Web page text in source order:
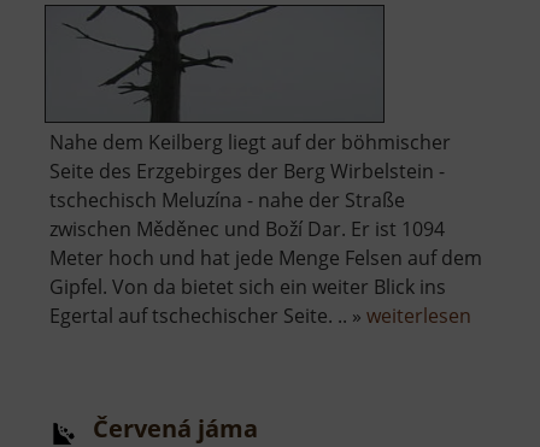
Nahe dem Keilberg liegt auf der böhmischer
Seite des Erzgebirges der Berg Wirbelstein -
tschechisch Meluzína - nahe der Straße
zwischen Měděnec und Boží Dar. Er ist 1094
Meter hoch und hat jede Menge Felsen auf dem
Gipfel. Von da bietet sich ein weiter Blick ins
Egertal auf tschechischer Seite. .. » weiterlesen
Červená jáma